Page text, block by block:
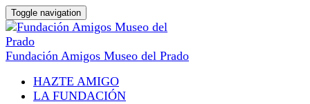
Toggle navigation
Fundación Amigos Museo del Prado
HAZTE AMIGO
LA FUNDACIÓN